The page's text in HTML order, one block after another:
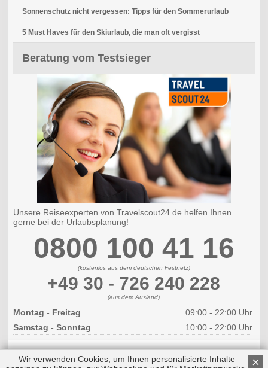
Sonnenschutz nicht vergessen: Tipps für den Sommerurlaub
5 Must Haves für den Skiurlaub, die man oft vergisst
Beratung vom Testsieger
Unsere Reiseexperten von Travelscout24.de helfen Ihnen
gerne bei der Urlaubsplanung!
0800 100 41 16
(kostenlos aus dem deutschen Festnetz)
+49 30 - 726 240 228
(aus dem Ausland)
Montag - Freitag
09:00 - 22:00 Uhr
Samstag - Sonntag
10:00 - 22:00 Uhr
×
Wir verwenden Cookies, um Ihnen personalisierte Inhalte